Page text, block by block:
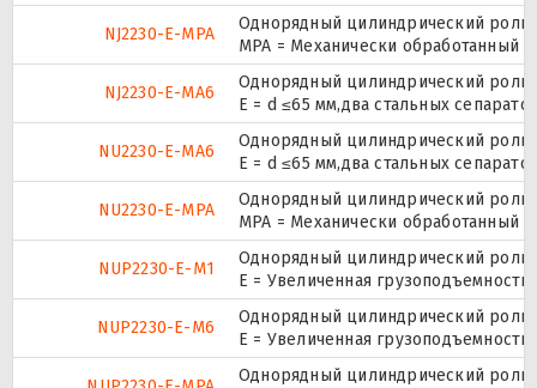
NJ2230-E-MPA
Однорядный цилиндрический
MPA = Механически обработанный
NJ2230-E-MA6
Однорядный цилиндрический
E = d ≤65 мм,два стальных
NU2230-E-MA6
Однорядный цилиндрический
E = d ≤65 мм,два стальных
NU2230-E-MPA
Однорядный цилиндрический
MPA = Механически обработанный
NUP2230-E-M1
Однорядный цилиндрический
E = Увеличенная
NUP2230-E-M6
Однорядный цилиндрический
E = Увеличенная
Однорядный цилиндрический